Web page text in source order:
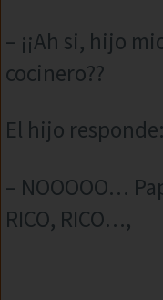
– ¡¡Ah si, hijo
cocinero??
El hijo responde:
– NOOOOO…
RICO, RICO…,